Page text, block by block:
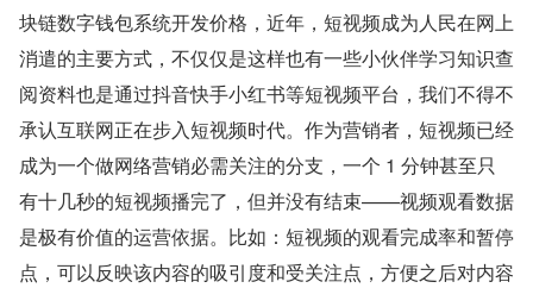
块链数字钱包系统开发价格，近年，短视频成为人民在网上
消遣的主要方式，不仅仅是这样也有一些小伙伴学习知识查
阅资料也是通过抖音快手小红书等短视频平台，我们不得不
承认互联网正在步入短视频时代。作为营销者，短视频已经
成为一个做网络营销必需关注的分支，一个 1 分钟甚至只
有十几秒的短视频播完了，但并没有结束——视频观看数据
是极有价值的运营依据。比如：短视频的观看完成率和暂停
点，可以反映该内容的吸引度和受关注点，方便之后对内容